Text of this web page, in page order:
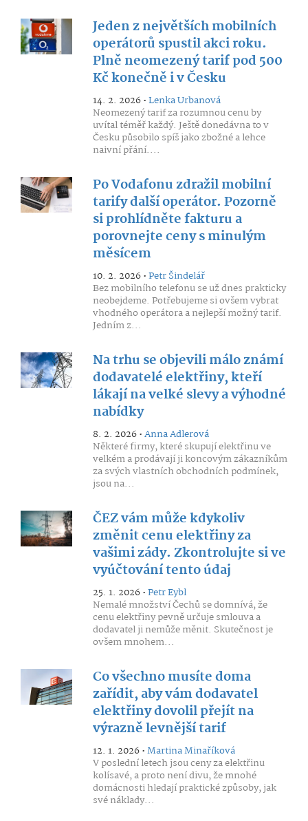
Jeden z největších mobilních
operátorů spustil akci roku.
Plně neomezený tarif pod 500
Kč konečně i v Česku
14. 2. 2026 •Lenka Urbanová
Neomezený tarif za rozumnou cenu by
uvítal téměř každý. Ještě donedávna to v
Česku působilo spíš jako zbožné a lehce
naivní přání....
Po Vodafonu zdražil mobilní
tarify další operátor. Pozorně
si prohlídněte fakturu a
porovnejte ceny s minulým
měsícem
10. 2. 2026 •Petr Šindelář
Bez mobilního telefonu se už dnes prakticky
neobejdeme. Potřebujeme si ovšem vybrat
vhodného operátora a nejlepší možný tarif.
Jedním z...
Na trhu se objevili málo známí
dodavatelé elektřiny, kteří
lákají na velké slevy a výhodné
nabídky
8. 2. 2026 •Anna Adlerová
Některé firmy, které skupují elektřinu ve
velkém a prodávají ji koncovým zákazníkům
za svých vlastních obchodních podmínek,
jsou na...
ČEZ vám může kdykoliv
změnit cenu elektřiny za
vašimi zády. Zkontrolujte si ve
vyúčtování tento údaj
25. 1. 2026 •Petr Eybl
Nemalé množství Čechů se domnívá, že
cenu elektřiny pevně určuje smlouva a
dodavatel ji nemůže měnit. Skutečnost je
ovšem mnohem...
Co všechno musíte doma
zařídit, aby vám dodavatel
elektřiny dovolil přejít na
výrazně levnější tarif
12. 1. 2026 •Martina Minaříková
V poslední letech jsou ceny za elektřinu
kolísavé, a proto není divu, že mnohé
domácnosti hledají praktické způsoby, jak
své náklady...